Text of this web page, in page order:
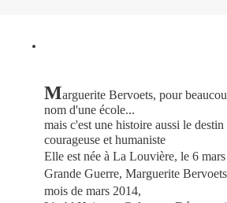
Marguerite Bervoets, pour
nom d'une école...
mais c'est une histoire aussi le
courageuse et humaniste
Elle est née à La Louvière, le 6
Grande Guerre, Marguerite
mois de mars 2014,